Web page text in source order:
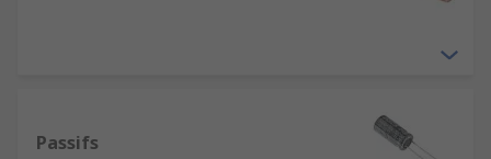
Passifs